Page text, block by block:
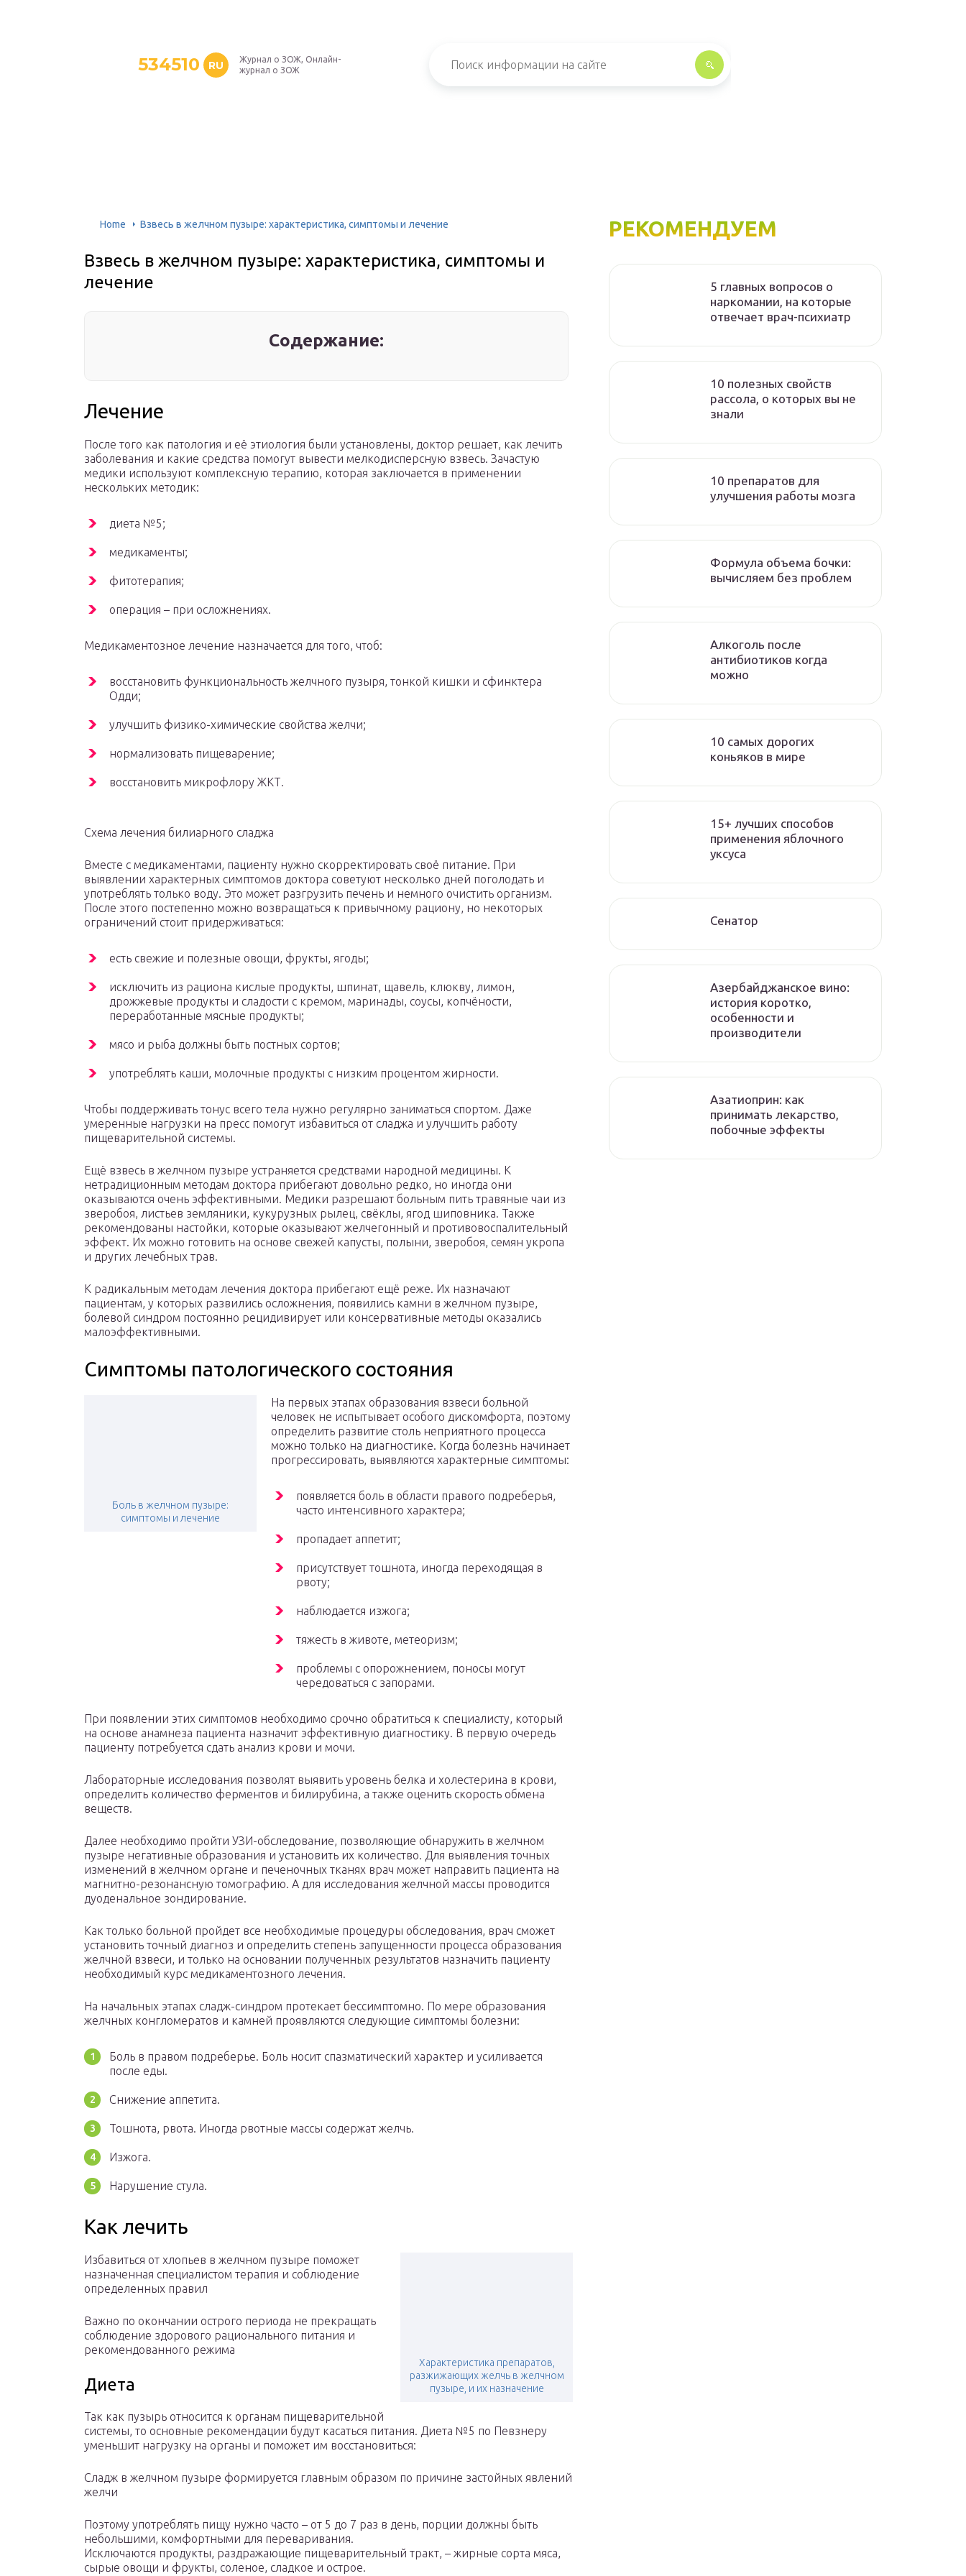
534510 RU
Журнал о ЗОЖ, Онлайн-
журнал о ЗОЖ
Home Взвесь в желчном пузыре: характеристика, симптомы и лечение
Взвесь в желчном пузыре: характеристика, симптомы и
лечение
Содержание:
Лечение
После того как патология и её этиология были установлены, доктор решает, как лечить
заболевания и какие средства помогут вывести мелкодисперсную взвесь. Зачастую
медики используют комплексную терапию, которая заключается в применении
нескольких методик:
диета №5;
медикаменты;
фитотерапия;
операция – при осложнениях.
Медикаментозное лечение назначается для того, чтоб:
восстановить функциональность желчного пузыря, тонкой кишки и сфинктера
Одди;
улучшить физико-химические свойства желчи;
нормализовать пищеварение;
восстановить микрофлору ЖКТ.
Схема лечения билиарного сладжа
Вместе с медикаментами, пациенту нужно скорректировать своё питание. При
выявлении характерных симптомов доктора советуют несколько дней поголодать и
употреблять только воду. Это может разгрузить печень и немного очистить организм.
После этого постепенно можно возвращаться к привычному рациону, но некоторых
ограничений стоит придерживаться:
есть свежие и полезные овощи, фрукты, ягоды;
исключить из рациона кислые продукты, шпинат, щавель, клюкву, лимон,
дрожжевые продукты и сладости с кремом, маринады, соусы, копчёности,
переработанные мясные продукты;
мясо и рыба должны быть постных сортов;
употреблять каши, молочные продукты с низким процентом жирности.
Чтобы поддерживать тонус всего тела нужно регулярно заниматься спортом. Даже
умеренные нагрузки на пресс помогут избавиться от сладжа и улучшить работу
пищеварительной системы.
Ещё взвесь в желчном пузыре устраняется средствами народной медицины. К
нетрадиционным методам доктора прибегают довольно редко, но иногда они
оказываются очень эффективными. Медики разрешают больным пить травяные чаи из
зверобоя, листьев земляники, кукурузных рылец, свёклы, ягод шиповника. Также
рекомендованы настойки, которые оказывают желчегонный и противовоспалительный
эффект. Их можно готовить на основе свежей капусты, полыни, зверобоя, семян укропа
и других лечебных трав.
К радикальным методам лечения доктора прибегают ещё реже. Их назначают
пациентам, у которых развились осложнения, появились камни в желчном пузыре,
болевой синдром постоянно рецидивирует или консервативные методы оказались
малоэффективными.
Симптомы патологического состояния
Боль в желчном пузыре:
симптомы и лечение
На первых этапах образования взвеси больной
человек не испытывает особого дискомфорта, поэтому
определить развитие столь неприятного процесса
можно только на диагностике. Когда болезнь начинает
прогрессировать, выявляются характерные симптомы:
появляется боль в области правого подреберья,
часто интенсивного характера;
пропадает аппетит;
присутствует тошнота, иногда переходящая в
рвоту;
наблюдается изжога;
тяжесть в животе, метеоризм;
проблемы с опорожнением, поносы могут
чередоваться с запорами.
При появлении этих симптомов необходимо срочно обратиться к специалисту, который
на основе анамнеза пациента назначит эффективную диагностику. В первую очередь
пациенту потребуется сдать анализ крови и мочи.
Лабораторные исследования позволят выявить уровень белка и холестерина в крови,
определить количество ферментов и билирубина, а также оценить скорость обмена
веществ.
Далее необходимо пройти УЗИ-обследование, позволяющие обнаружить в желчном
пузыре негативные образования и установить их количество. Для выявления точных
изменений в желчном органе и печеночных тканях врач может направить пациента на
магнитно-резонансную томографию. А для исследования желчной массы проводится
дуоденальное зондирование.
Как только больной пройдет все необходимые процедуры обследования, врач сможет
установить точный диагноз и определить степень запущенности процесса образования
желчной взвеси, и только на основании полученных результатов назначить пациенту
необходимый курс медикаментозного лечения.
На начальных этапах сладж-синдром протекает бессимптомно. По мере образования
желчных конгломератов и камней проявляются следующие симптомы болезни:
Боль в правом подреберье. Боль носит спазматический характер и усиливается
после еды.
Снижение аппетита.
Тошнота, рвота. Иногда рвотные массы содержат желчь.
Изжога.
Нарушение стула.
Как лечить
Характеристика препаратов,
разжижающих желчь в желчном
пузыре, и их назначение
Избавиться от хлопьев в желчном пузыре поможет
назначенная специалистом терапия и соблюдение
определенных правил
Важно по окончании острого периода не прекращать
соблюдение здорового рационального питания и
рекомендованного режима
Диета
Так как пузырь относится к органам пищеварительной
системы, то основные рекомендации будут касаться питания. Диета №5 по Певзнеру
уменьшит нагрузку на органы и поможет им восстановиться:
Сладж в желчном пузыре формируется главным образом по причине застойных явлений
желчи
Поэтому употреблять пищу нужно часто – от 5 до 7 раз в день, порции должны быть
небольшими, комфортными для переваривания.
Исключаются продукты, раздражающие пищеварительный тракт, – жирные сорта мяса,
сырые овощи и фрукты, соленое, сладкое и острое.
РЕКОМЕНДУЕМ
5 главных вопросов о
наркомании, на которые
отвечает врач-психиатр
10 полезных свойств
рассола, о которых вы не
знали
10 препаратов для
улучшения работы мозга
Формула объема бочки:
вычисляем без проблем
Алкоголь после
антибиотиков когда
можно
10 самых дорогих
коньяков в мире
15+ лучших способов
применения яблочного
уксуса
Сенатор
Азербайджанское вино:
история коротко,
особенности и
производители
Азатиоприн: как
принимать лекарство,
побочные эффекты